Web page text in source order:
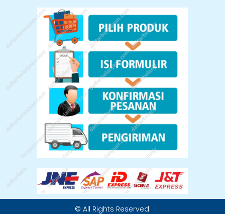
© All Rights Reserved.